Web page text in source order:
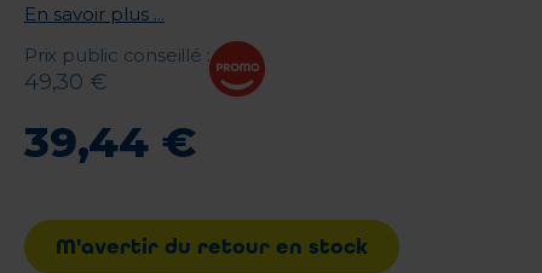
En savoir plus ...
Prix public conseillé :
49,30 €
39,44 €
M'avertir du retour en stock